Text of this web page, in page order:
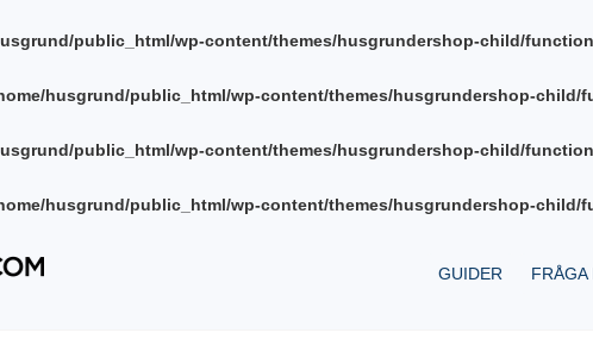
public_html/wp-content/themes/husgrundershop-child/
husgrund/public_html/wp-content/themes/husgrundershop-child/
public_html/wp-content/themes/husgrundershop-child/
husgrund/public_html/wp-content/themes/husgrundershop-child/
GUIDER FRÅGA